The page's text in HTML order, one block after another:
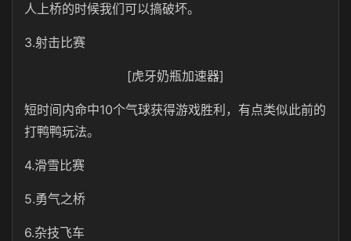
人上桥的时候我们可以搞破坏。
3.射击比赛
[虎牙奶瓶加速器]
短时间内命中10个气球获得游戏胜利，有点类似此前的
打鸭鸭玩法。
4.滑雪比赛
5.勇气之桥
6.杂技飞车